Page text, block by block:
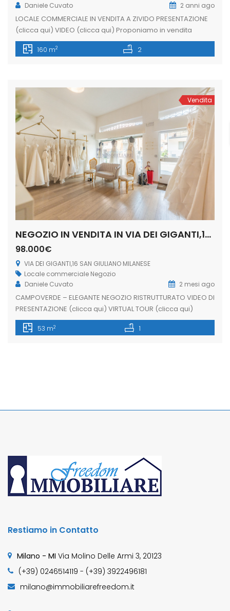
Daniele Cuvato
2 anni ago
LOCALE COMMERCIALE IN VENDITA A ZIVIDO PRESENTAZIONE
(clicca qui) VIDEO (clicca qui) Proponiamo in vendita
LOCALE COMMERCIALE di 188 mq, in una delle zone più
ricercate del comune di San Giuliano M.se. Ad oggi l’attività
[…]
160 m2 2
Vendita
NEGOZIO IN VENDITA IN VIA DEI GIGANTI,16 SAN GIULIANO MILANESE (RIF. SGM86)
98.000€
VIA DEI GIGANTI,16 SAN GIULIANO MILANESE
Locale commerciale Negozio
Daniele Cuvato
2 mesi ago
CAMPOVERDE – ELEGANTE NEGOZIO RISTRUTTURATO VIDEO DI
PRESENTAZIONE (clicca qui) VIRTUAL TOUR (clicca qui)
Proponiamo in vendita un elegante negozio
completamente ristrutturato, situato in un quartiere
53 m2 1
Restiamo in Contatto
Milano - MI Via Molino Delle Armi 3, 20123
(+39) 0246514119 - (+39) 3922496181
milano@immobiliarefreedom.it